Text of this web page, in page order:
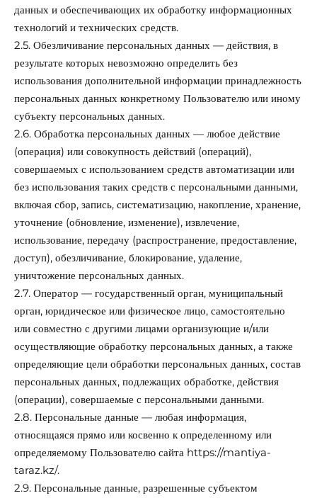
данных и обеспечивающих их обработку информационных
технологий и технических средств.
2.5. Обезличивание персональных данных — действия, в
результате которых невозможно определить без
использования дополнительной информации принадлежность
персональных данных конкретному Пользователю или иному
субъекту персональных данных.
2.6. Обработка персональных данных — любое действие
(операция) или совокупность действий (операций),
совершаемых с использованием средств автоматизации или
без использования таких средств с персональными данными,
включая сбор, запись, систематизацию, накопление, хранение,
уточнение (обновление, изменение), извлечение,
использование, передачу (распространение, предоставление,
доступ), обезличивание, блокирование, удаление,
уничтожение персональных данных.
2.7. Оператор — государственный орган, муниципальный
орган, юридическое или физическое лицо, самостоятельно
или совместно с другими лицами организующие и/или
осуществляющие обработку персональных данных, а также
определяющие цели обработки персональных данных, состав
персональных данных, подлежащих обработке, действия
(операции), совершаемые с персональными данными.
2.8. Персональные данные — любая информация,
относящаяся прямо или косвенно к определенному или
определяемому Пользователю сайта https://mantiya-
taraz.kz/.
2.9. Персональные данные, разрешенные субъектом